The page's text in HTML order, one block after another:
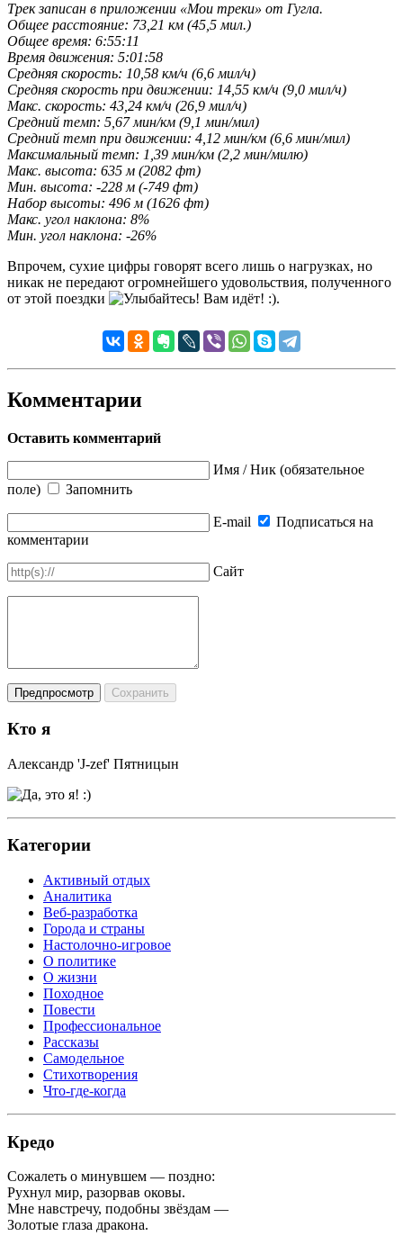
Трек записан в приложении «Мои треки» от Гугла.
Общее расстояние: 73,21 км (45,5 мил.)
Общее время: 6:55:11
Время движения: 5:01:58
Средняя скорость: 10,58 км/ч (6,6 мил/ч)
Средняя скорость при движении: 14,55 км/ч (9,0 мил/ч)
Макс. скорость: 43,24 км/ч (26,9 мил/ч)
Средний темп: 5,67 мин/км (9,1 мин/мил)
Средний темп при движении: 4,12 мин/км (6,6 мин/мил)
Максимальный темп: 1,39 мин/км (2,2 мин/милю)
Макс. высота: 635 м (2082 фт)
Мин. высота: -228 м (-749 фт)
Набор высоты: 496 м (1626 фт)
Макс. угол наклона: 8%
Мин. угол наклона: -26%
Впрочем, сухие цифры говорят всего лишь о нагрузках, но
никак не передают огромнейшего удовольствия, полученного
от этой поездки
.
Комментарии
Оставить комментарий
Имя / Ник (обязательное
поле)
Запомнить
E-mail
Подписаться на
комментарии
Сайт
Кто я
Александр 'J-zef' Пятницын
Категории
Активный отдых
Аналитика
Веб-разработка
Города и страны
Настолочно-игровое
О политике
О жизни
Походное
Повести
Профессиональное
Рассказы
Самодельное
Стихотворения
Что-где-когда
Кредо
Сожалеть о минувшем — поздно:
Рухнул мир, разорвав оковы.
Мне навстречу, подобны звёздам —
Золотые глаза дракона.